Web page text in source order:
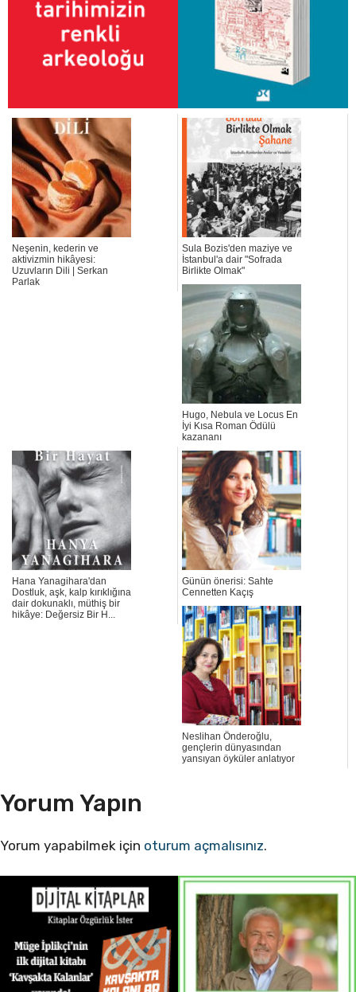
Neşenin, kederin ve
aktivizmin hikâyesi:
Uzuvların Dili | Serkan
Parlak
Sula Bozis'den maziye ve
İstanbul'a dair "Sofrada
Birlikte Olmak"
Hugo, Nebula ve Locus En
İyi Kısa Roman Ödülü
kazananı
Hana Yanagihara'dan
Dostluk, aşk, kalp kırıklığına
dair dokunaklı, müthiş bir
hikâye: Değersiz Bir H...
Günün önerisi: Sahte
Cennetten Kaçış
Neslihan Önderoğlu,
gençlerin dünyasından
yansıyan öyküler anlatıyor
Yorum Yapın
Yorum yapabilmek için oturum açmalısınız.